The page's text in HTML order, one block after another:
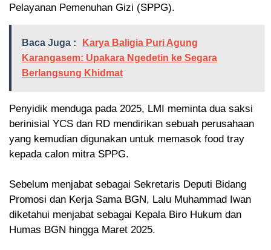
Pelayanan Pemenuhan Gizi (SPPG).
Baca Juga :
Karya Baligia Puri Agung
Karangasem: Upakara Ngedetin ke Segara
Berlangsung Khidmat
‎Penyidik menduga pada 2025, LMI meminta dua saksi
berinisial YCS dan RD mendirikan sebuah perusahaan
yang kemudian digunakan untuk memasok food tray
kepada calon mitra SPPG.
‎Sebelum menjabat sebagai Sekretaris Deputi Bidang
Promosi dan Kerja Sama BGN, Lalu Muhammad Iwan
diketahui menjabat sebagai Kepala Biro Hukum dan
Humas BGN hingga Maret 2025.